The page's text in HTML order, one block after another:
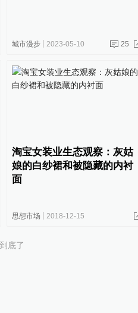
城市漫步 2023-05-10 25
淘宝女装业生态观察：灰姑
娘的白纱裙和被隐藏的内衬
面
思想市场 2018-12-15
底了